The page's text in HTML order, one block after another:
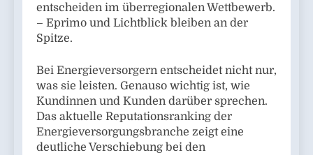
entscheiden im überregionalen Wettbewerb.
– Eprimo und Lichtblick bleiben an der
Spitze.
Bei Energieversorgern entscheidet nicht nur,
was sie leisten. Genauso wichtig ist, wie
Kundinnen und Kunden darüber sprechen.
Das aktuelle Reputationsranking der
Energieversorgungsbranche zeigt eine
deutliche Verschiebung bei den